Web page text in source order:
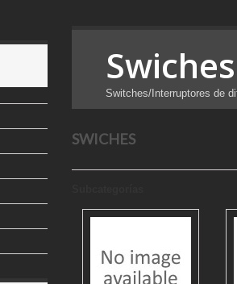
Swiches
Switches/Interruptores de
SWICHES